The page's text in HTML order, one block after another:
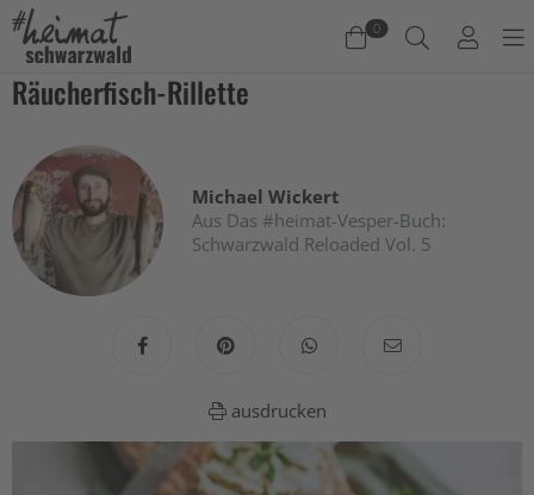
0
Es befinden sich keine Produkte im Warenkorb.
Jetzt einkaufen
Räucherfisch-Rillette
Michael Wickert
Aus Das #heimat-Vesper-Buch:
Schwarzwald Reloaded Vol. 5
ausdrucken